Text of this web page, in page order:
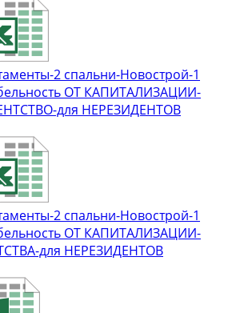
2 спальни-Новострой-1
ОТ КАПИТАЛИЗАЦИИ-
для НЕРЕЗИДЕНТОВ
2 спальни-Новострой-1
ОТ КАПИТАЛИЗАЦИИ-
для НЕРЕЗИДЕНТОВ